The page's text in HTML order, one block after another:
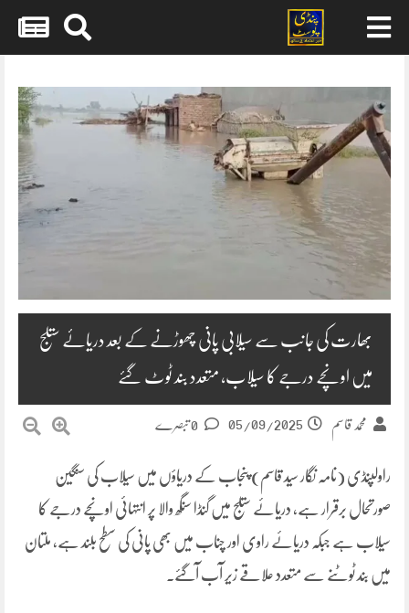
content
بھارت کی جانب سے سیلابی پانی چھوڑنے کے بعد دریائے ستلج
میں اونچے درجے کا سیلاب، متعدد بند ٹوٹ گئے
محمد قاسم 05/09/2025
راولپنڈی (نامہ نگار سید قاسم) پنجاب کے دریاؤں میں سیلاب کی سنگین
صورتحال برقرار ہے، دریائے ستلج میں گنڈا سنگھ والا پر انتہائی اونچے درجے کا
سیلاب ہے جبکہ دریائے راوی اور چناب میں بھی پانی کی سطح بلند ہے، ملتان
میں بند ٹوٹنے سے متعدد علاقے زیر آب آگئے۔